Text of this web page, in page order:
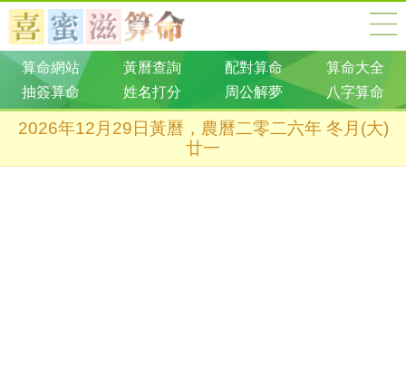
算命網站 黃曆查詢 配對算命
算命大全
抽簽算命
姓名打分 周公解夢 八字算命
2026年12月29日黃曆，農曆二零二六年 冬月(大)
廿一